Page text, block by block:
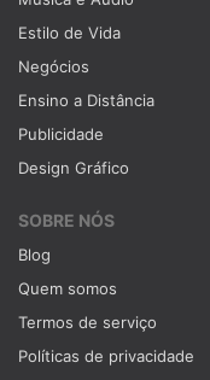
Estilo de Vida
Negócios
Ensino a Distância
Publicidade
Design Gráfico
SOBRE NÓS
Blog
Quem somos
Termos de serviço
Políticas de privacidade